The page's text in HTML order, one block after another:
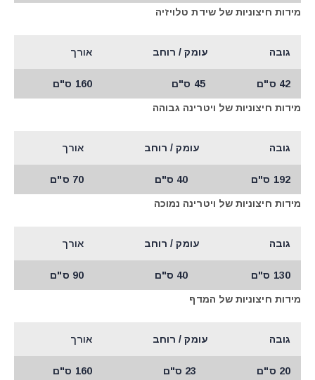
מידות חיצוניות של שידת טלויזיה
גובה עומק / רוחב אורך
42 ס"ם 45 ס"ם 160 ס"ם
מידות חיצוניות של ויטרינה גבוהה
גובה עומק / רוחב אורך
192 ס"ם 70 ס"ם
מידות חיצוניות של ויטרינה נמוכה
גובה עומק / רוחב אורך
130 ס"ם 90 ס"ם
מידות חיצוניות של המדף
גובה עומק / רוחב אורך
20 ס"ם 160 ס"ם